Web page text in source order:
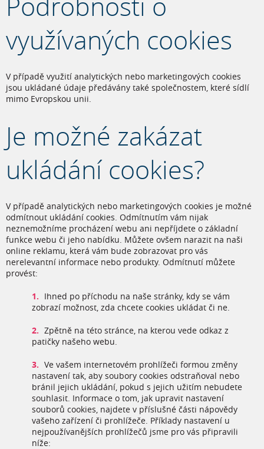
využívaných cookies
V případě využití analytických nebo marketingových cookies
jsou ukládané údaje předávány také společnostem, které sídlí
mimo Evropskou unii.
Je možné zakázat
ukládání cookies?
V případě analytických nebo marketingových cookies je možné
odmítnout ukládání cookies. Odmítnutím vám nijak
neznemožníme procházení webu ani nepříjdete o základní
funkce webu či jeho nabídku. Můžete ovšem narazit na naši
online reklamu, která vám bude zobrazovat pro vás
nerelevantní informace nebo produkty. Odmítnutí můžete
provést:
Ihned po příchodu na naše stránky, kdy se vám
zobrazí možnost, zda chcete cookies ukládat či ne.
Zpětně na této stránce, na kterou vede odkaz z
patičky našeho webu.
Ve vašem internetovém prohlížeči formou změny
nastavení tak, aby soubory cookies odstraňoval nebo
bránil jejich ukládání, pokud s jejich užitím nebudete
souhlasit. Informace o tom, jak upravit nastavení
souborů cookies, najdete v příslušné části nápovědy
vašeho zařízení či prohlížeče. Příklady nastavení u
nejpoužívanějších prohlížečů jsme pro vás připravili
níže: